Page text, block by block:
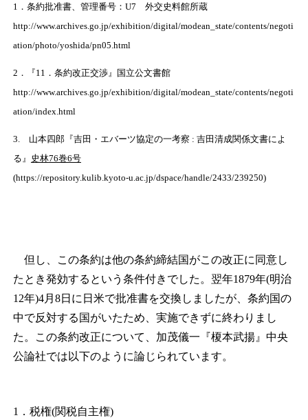
1．条約批准書、管理番号：U7 外交史料館所蔵
http://www.archives.go.jp/exhibition/digital/modean_state/contents/negoti
ation/photo/yoshida/pn05.html
2．『11．条約改正交渉』国立公文書館
http://www.archives.go.jp/exhibition/digital/modean_state/contents/negoti
ation/index.html
3. 山本四郎『吉田・エバーツ協定の一考察 : 吉田清成関係文書によ
る』 史林76巻6号
(https://repository.kulib.kyoto-u.ac.jp/dspace/handle/2433/239250)
但し、この条約は他の条約締結国がこの改正に同意し
たとき発効するという条件付きでした。翌年1879年(明治
12年)4月8日に日米で批准書を交換しましたが、条約国の
中で反対する国がいたため、実施できずに終わりまし
た。この条約改正について、加茂儀一『榎本武揚』中央
公論社では以下のように論じられています。
1．税権(関税自主権)